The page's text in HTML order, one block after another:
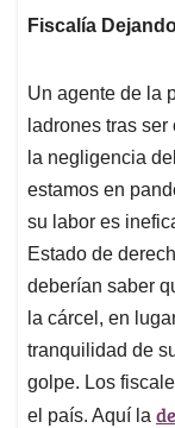
Fiscalía
Un agente de la
ladrones tras
la negligencia
estamos en
su labor es
Estado de
deberían saber
la cárcel, en
tranquilidad de
golpe. Los
el país. Aquí la